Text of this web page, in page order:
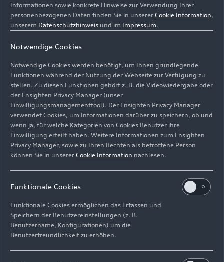
Sportbacke-tron
Sportbacke-tron
26.02.2024 Foto
Audi A6e-tronan
17.09.2024 Foto
Audi Se-tron GT
Informationen sowie konkrete Hinweise zur Verwendung Ihrer
personenbezogenen Daten finden Sie in unserer Cookie Information,
unserem Datenschutzhinweis und im Impressum.
Notwendige Cookies
Notwendige Cookies werden benötigt, um Ihnen grundlegende
Funktionen während der Nutzung der Webseite zur Verfügung zu
stellen. Zu diesen Funktionen gehört z. B. die Videowiedergabe oder
der Ensighten Privacy Manager (unser
Einwilligungsmanagementtool). Der Ensighten Privacy Manager
verwendet Cookies, um Informationen darüber zu speichern, ob und
wenn ja, für welche Kategorien von Cookies Benutzer ihre
Einwilligung erteilt haben. Weitere Informationen zum Ensighten
Privacy Manager, sowie zu Ihren Rechten als betroffene Person
können Sie in unserer Cookie Information nachlesen.
Funktionale Cookies
Funktionale Cookies ermöglichen das Erfassen und
Speichern der Benutzereinstellungen (z. B.
Benutzername, Konfigurationen) um die
Benutzerfreundlichkeit zu erhöhen.